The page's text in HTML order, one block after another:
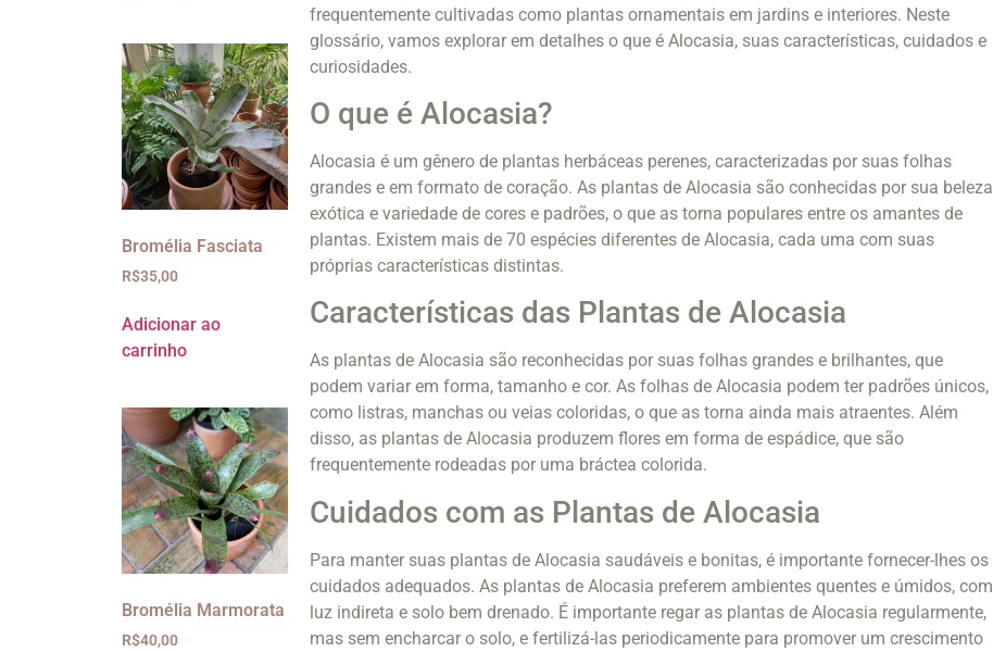
Bromélia Fasciata
R$35,00
Adicionar ao
carrinho
Bromélia Marmorata
R$40,00
frequentemente cultivadas como plantas ornamentais em jardins e interiores. Neste
glossário, vamos explorar em detalhes o que é Alocasia, suas características, cuidados e
curiosidades.
O que é Alocasia?
Alocasia é um gênero de plantas herbáceas perenes, caracterizadas por suas folhas
grandes e em formato de coração. As plantas de Alocasia são conhecidas por sua beleza
exótica e variedade de cores e padrões, o que as torna populares entre os amantes de
plantas. Existem mais de 70 espécies diferentes de Alocasia, cada uma com suas
próprias características distintas.
Características das Plantas de Alocasia
As plantas de Alocasia são reconhecidas por suas folhas grandes e brilhantes, que
podem variar em forma, tamanho e cor. As folhas de Alocasia podem ter padrões únicos,
como listras, manchas ou veias coloridas, o que as torna ainda mais atraentes. Além
disso, as plantas de Alocasia produzem flores em forma de espádice, que são
frequentemente rodeadas por uma bráctea colorida.
Cuidados com as Plantas de Alocasia
Para manter suas plantas de Alocasia saudáveis e bonitas, é importante fornecer-lhes os
cuidados adequados. As plantas de Alocasia preferem ambientes quentes e úmidos, com
luz indireta e solo bem drenado. É importante regar as plantas de Alocasia regularmente,
mas sem encharcar o solo, e fertilizá-las periodicamente para promover um crescimento